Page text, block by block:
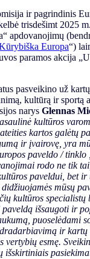
ir pagrindinis
trisdešimt 2025
apdovanojimų
Europa“)
paramos akcija
pasveikino už
kultūrą ir sportą
narys Glennas
kultūros
kartos galėtų
ir įvairovę, yra
paveldo / tinklo
rodo ne tik
paveldui, bet ir
mūsų
kultūros specialistų
paveldą išsaugoti ir
puoselėdami
ir kartų
vertybių esmę.
išskirtiniais